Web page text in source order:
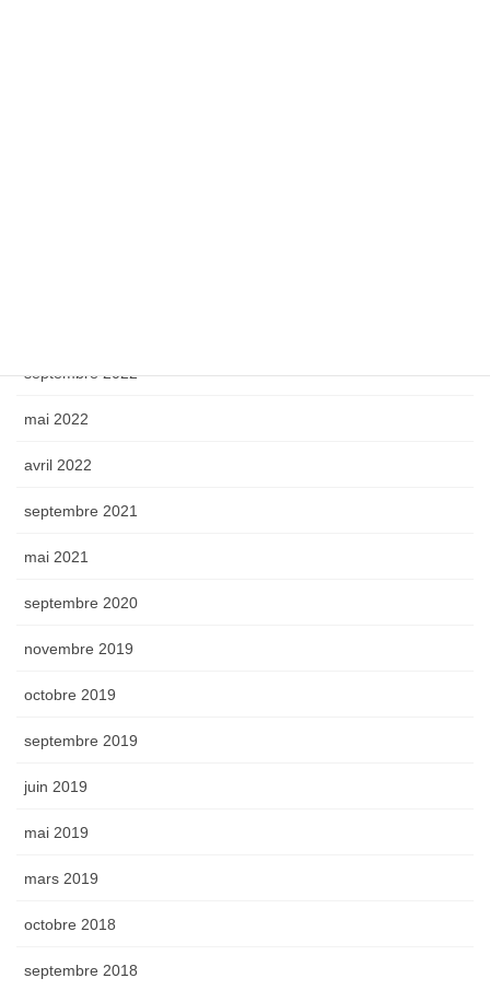
septembre 2022
mai 2022
avril 2022
septembre 2021
mai 2021
septembre 2020
novembre 2019
octobre 2019
septembre 2019
juin 2019
mai 2019
mars 2019
octobre 2018
septembre 2018